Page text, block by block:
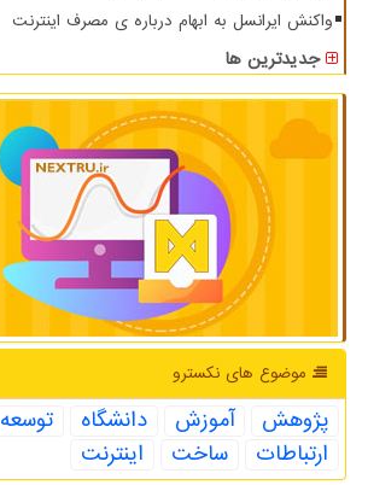
واکنش ایرانسل به ابهام درباره ی مصرف اینترنت
جدیدترین ها
موضوع های نكسترو
پژوهش آموزش دانشگاه توسعه
ارتباطات
ساخت اینترنت